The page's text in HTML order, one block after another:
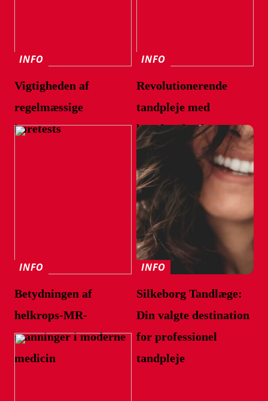
INFO
Vigtigheden af
regelmæssige
høretests
INFO
Revolutionerende
tandpleje med
banebrydende
teknologi
INFO
Betydningen af
helkrops-MR-
scanninger i moderne
medicin
INFO
Silkeborg Tandlæge:
Din valgte destination
for professionel
tandpleje